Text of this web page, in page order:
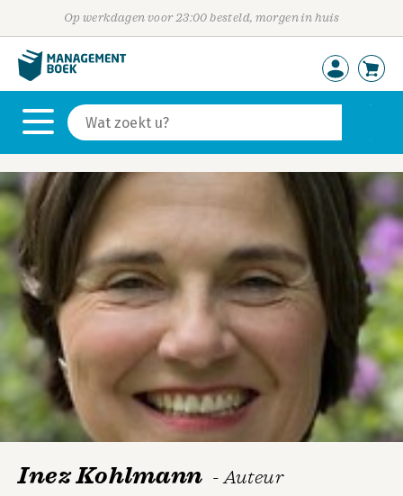
Op werkdagen voor 23:00 besteld, morgen in huis
Inez Kohlmann - Auteur